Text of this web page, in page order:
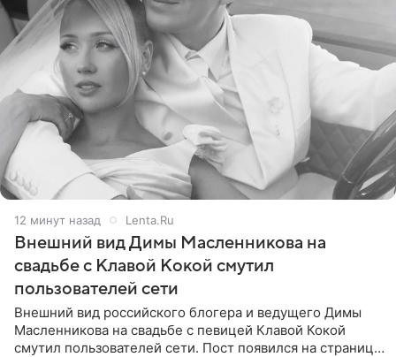
12 минут назад Lenta.Ru
Внешний вид Димы Масленникова на
свадьбе с Клавой Кокой смутил
пользователей сети
Внешний вид российского блогера и ведущего Димы
Масленникова на свадьбе с певицей Клавой Кокой
смутил пользователей сети. Пост появился на странице